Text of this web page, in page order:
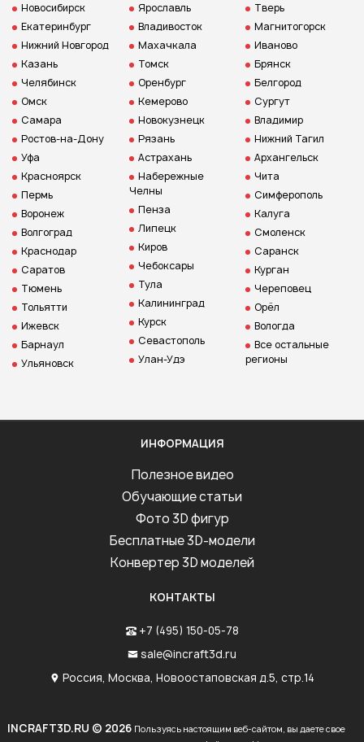
Новосибирск
Екатеринбург
Нижний Новгород
Казань
Челябинск
Омск
Самара
Ростов-на-Дону
Уфа
Красноярск
Пермь
Воронеж
Волгоград
Краснодар
Саратов
Тюмень
Тольятти
Ижевск
Барнаул
Ульяновск
Ярославль
Владивосток
Махачкала
Томск
Оренбург
Кемерово
Новокузнецк
Рязань
Астрахань
Набережные
Челны
Пенза
Липецк
Киров
Чебоксары
Тула
Калининград
Курск
Севастополь
Улан-Удэ
Тверь
Магнитогорск
Иваново
Брянск
Белгород
Сургут
Владимир
Нижний Тагил
Архангельск
Чита
Симферополь
Калуга
Смоленск
Саранск
Курган
Череповец
Орёл
Вологда
Все остальные
регионы
ИНФОРМАЦИЯ
Полезное видео
Обучающие статьи
Фото 3D фигур
Бесплатные 3D-модели
Конвертер 3D моделей
КОНТАКТЫ
+7 (495) 150-05-78
sale@incraft3d.ru
Россия, Москва, Новоостаповская д.5, стр.14
INCRAFT3D.RU © 2026 Пользуясь настоящим веб-сайтом, вы даете свое